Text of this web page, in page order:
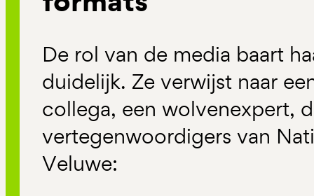
De rol van de media baart
duidelijk. Ze verwijst naar
collega, een wolvenexpert,
vertegenwoordigers van
Veluwe: